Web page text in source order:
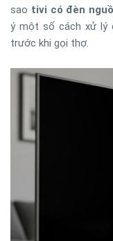
sao tivi có đèn
ý một số cách xử lý
trước khi gọi thợ.